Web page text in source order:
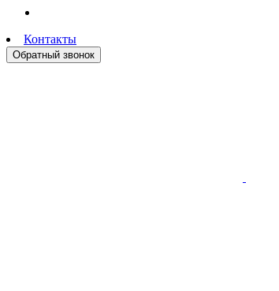
Контакты
Обратный звонок